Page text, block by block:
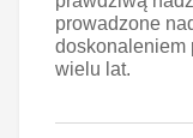
prowadzone
doskonaleniem
wielu lat.